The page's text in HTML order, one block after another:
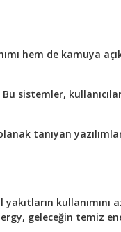
hem de kamuya
sistemler,
tanıyan
kullanımını
geleceğin temiz